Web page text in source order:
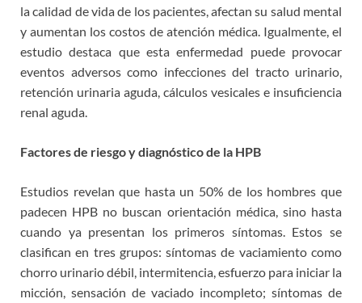
la calidad de vida de los pacientes, afectan su salud mental
y aumentan los costos de atención médica. Igualmente, el
estudio destaca que esta enfermedad puede provocar
eventos adversos como infecciones del tracto urinario,
retención urinaria aguda, cálculos vesicales e insuficiencia
renal aguda.
Factores de riesgo y diagnóstico de la HPB
Estudios revelan que hasta un 50% de los hombres que
padecen HPB no buscan orientación médica, sino hasta
cuando ya presentan los primeros síntomas. Estos se
clasifican en tres grupos: síntomas de vaciamiento como
chorro urinario débil, intermitencia, esfuerzo para iniciar la
micción, sensación de vaciado incompleto; síntomas de